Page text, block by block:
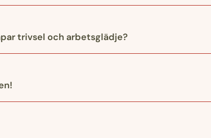
trivsel och arbetsglädje?